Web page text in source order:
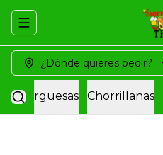
Abrir menu de navegación
¿Dónde quieres pedir?
Chorrillanas